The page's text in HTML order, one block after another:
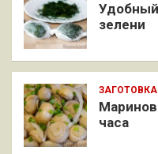
зелени
ЗАГОТОВКА
часа